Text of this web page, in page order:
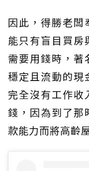
因此，得勝老闆
能只有盲目買房
需要用錢時，著
穩定且流動的現
完全沒有工作收
錢，因為到了那
款能力而將高齡